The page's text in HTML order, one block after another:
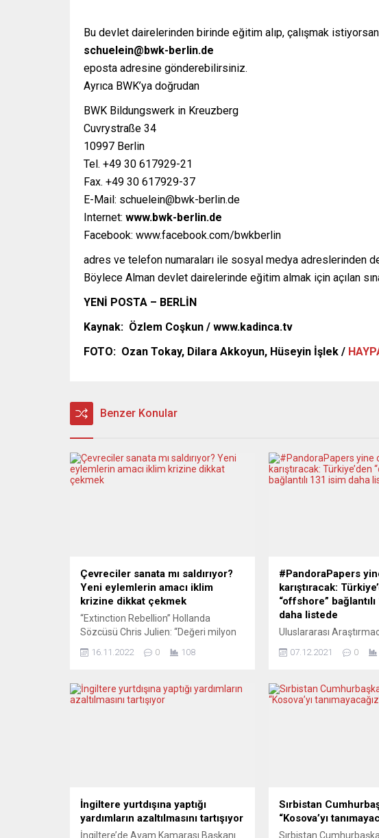
Bu devlet dairelerinden birinde eğitim alıp, çalışmak
schuelein@bwk-berlin.de
eposta adresine gönderebilirsiniz.
Ayrıca BWK’ya doğrudan
BWK Bildungswerk in Kreuzberg
Cuvrystraße 34
10997 Berlin
Tel. +49 30 617929-21
Fax. +49 30 617929-37
E-Mail: schuelein@bwk-berlin.de
Internet: www.bwk-berlin.de
Facebook: www.facebook.com/bwkberlin
adres ve telefon numaraları ile sosyal medya adreslerinden
Böylece Alman devlet dairelerinde eğitim almak için açılan
YENİ POSTA – BERLİN
Kaynak: Özlem Coşkun / www.kadinca.tv
FOTO: Ozan Tokay, Dilara Akkoyun, Hüseyin İşlek /
Benzer Konular
Çevreciler sanata mı saldırıyor?
Yeni eylemlerin amacı iklim
krizine dikkat çekmek
“Extinction Rebellion” Hollanda
Sözcüsü Chris Julien: “Değeri milyon
gördüğünü ve tahrip edildiğini
geçirerek onlara şu soruyu
sordurmaya çalışıyoruz: Paha
16.11.2022 0 108
#PandoraPapers
karıştıracak:
“offshore”
daha listede
Uluslararası
(Pandora Belgeleri)
kamuoyuna açıklıyor.
İpek ve İnan Kıraç gibi
07.12.2021 0
İngiltere yurtdışına yaptığı
yardımların azaltılmasını tartışıyor
İngiltere’de Avam Kamarası Başkanı
Sırbistan
“Kosova’yı
Sırbistan